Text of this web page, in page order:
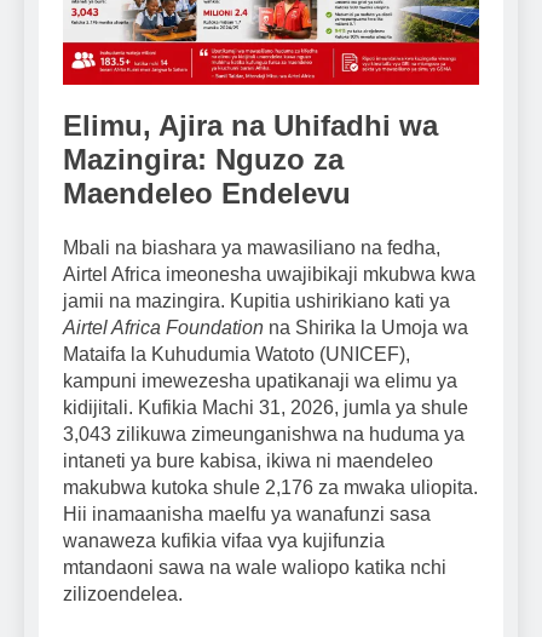
Elimu, Ajira na Uhifadhi wa
Mazingira: Nguzo za
Maendeleo Endelevu
Mbali na biashara ya mawasiliano na fedha,
Airtel Africa imeonesha uwajibikaji mkubwa kwa
jamii na mazingira. Kupitia ushirikiano kati ya
Airtel Africa Foundation na Shirika la Umoja wa
Mataifa la Kuhudumia Watoto (UNICEF),
kampuni imewezesha upatikanaji wa elimu ya
kidijitali. Kufikia Machi 31, 2026, jumla ya shule
3,043 zilikuwa zimeunganishwa na huduma ya
intaneti ya bure kabisa, ikiwa ni maendeleo
makubwa kutoka shule 2,176 za mwaka uliopita.
Hii inamaanisha maelfu ya wanafunzi sasa
wanaweza kufikia vifaa vya kujifunzia
mtandaoni sawa na wale waliopo katika nchi
zilizoendelea.